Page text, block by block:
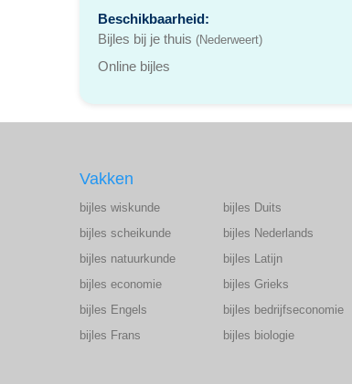
Beschikbaarheid:
Bijles bij je thuis (Nederweert)
Online bijles
Vakken
bijles wiskunde
bijles scheikunde
bijles natuurkunde
bijles economie
bijles Engels
bijles Frans
bijles Duits
bijles Nederlands
bijles Latijn
bijles Grieks
bijles bedrijfseconomie
bijles biologie